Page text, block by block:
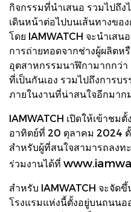
กิจกรรมที่นำเสนอ รวมไปถึ
เดินหน้าต่อไปบนเส้นทางขอ
โดย IAMWATCH จะนำเสน
การถ่ายทอดจากช่างผู้ผลิตห
อุตสาหกรรมนาฬิกามากกว่
ที่เป็นกันเอง รวมไปถึงการบ
ภายในงานที่น่าสนใจอีกมาก
IAMWATCH เปิดให้เข้าชม
อาทิตย์ที่ 20 ตุลาคม 2024
สำหรับผู้ที่สนใจสามารถลงท
ร่วมงานได้ที่
สำหรับ IAMWATCH จะจัด
โรงแรมแห่งนี้ตั้งอยู่บนถนนอ